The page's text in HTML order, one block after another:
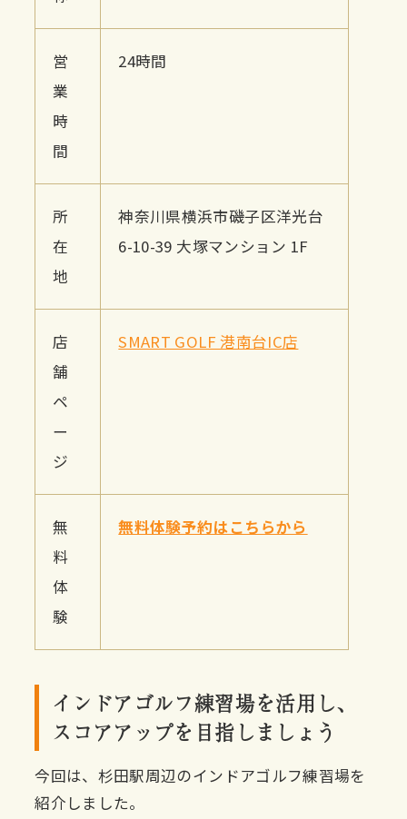
営
業
時
間
24時間
所
在
地
神奈川県横浜市磯子区洋光台
6-10-39 大塚マンション 1F
店
舗
ペ
ー
ジ
SMART GOLF 港南台IC店
無
料
体
験
無料体験予約はこちらから
インドアゴルフ練習場を活用し、
スコアアップを目指しましょう
今回は、杉田駅周辺のインドアゴルフ練習場を
紹介しました。